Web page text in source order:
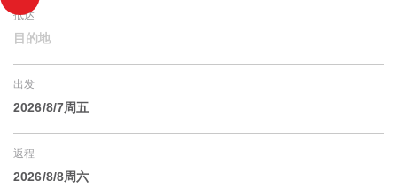
抵达
目的地
出发
2026/8/7周五
返程
2026/8/8周六